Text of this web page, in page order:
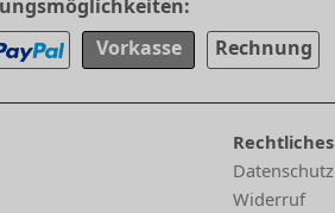
Vorkasse
Rechnung
Rechtliches
Datenschutz
Widerruf